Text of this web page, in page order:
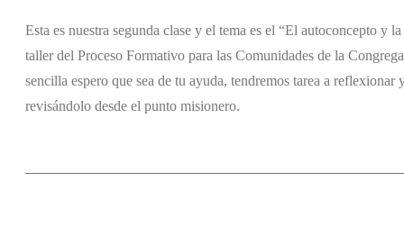
Esta es nuestra segunda clase y el tema es el “El autoconcepto y
taller del Proceso Formativo para las Comunidades de la
sencilla espero que sea de tu ayuda, tendremos tarea a
revisándolo desde el punto misionero.